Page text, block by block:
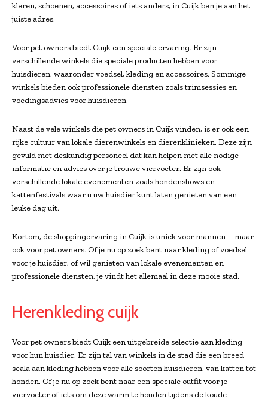
kleren, schoenen, accessoires of iets anders, in Cuijk ben je aan het
juiste adres.
Voor pet owners biedt Cuijk een speciale ervaring. Er zijn
verschillende winkels die speciale producten hebben voor
huisdieren, waaronder voedsel, kleding en accessoires. Sommige
winkels bieden ook professionele diensten zoals trimsessies en
voedingsadvies voor huisdieren.
Naast de vele winkels die pet owners in Cuijk vinden, is er ook een
rijke cultuur van lokale dierenwinkels en dierenklinieken. Deze zijn
gevuld met deskundig personeel dat kan helpen met alle nodige
informatie en advies over je trouwe viervoeter. Er zijn ook
verschillende lokale evenementen zoals hondenshows en
kattenfestivals waar u uw huisdier kunt laten genieten van een
leuke dag uit.
Kortom, de shoppingervaring in Cuijk is uniek voor mannen – maar
ook voor pet owners. Of je nu op zoek bent naar kleding of voedsel
voor je huisdier, of wil genieten van lokale evenementen en
professionele diensten, je vindt het allemaal in deze mooie stad.
Herenkleding cuijk
Voor pet owners biedt Cuijk een uitgebreide selectie aan kleding
voor hun huisdier. Er zijn tal van winkels in de stad die een breed
scala aan kleding hebben voor alle soorten huisdieren, van katten tot
honden. Of je nu op zoek bent naar een speciale outfit voor je
viervoeter of iets om deze warm te houden tijdens de koude